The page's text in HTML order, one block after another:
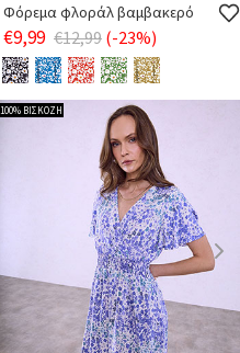
Φόρεμα φλοράλ βαμβακερό
€9,99 €12,99 (-23%)
100% ΒΙΣΚΟΖΗ